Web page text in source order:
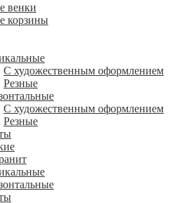
венки
корзины
С художественным оформлением
Резные
С художественным оформлением
Резные